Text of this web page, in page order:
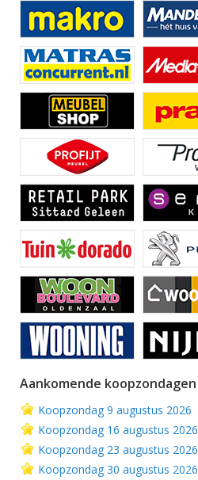
Aankomende koopzondagen
Koopzondag 9 augustus 2026
Koopzondag 16 augustus 2026
Koopzondag 23 augustus 2026
Koopzondag 30 augustus 2026